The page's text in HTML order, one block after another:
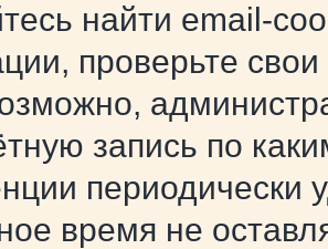
найти email-
проверьте
запись по
периодически
время не